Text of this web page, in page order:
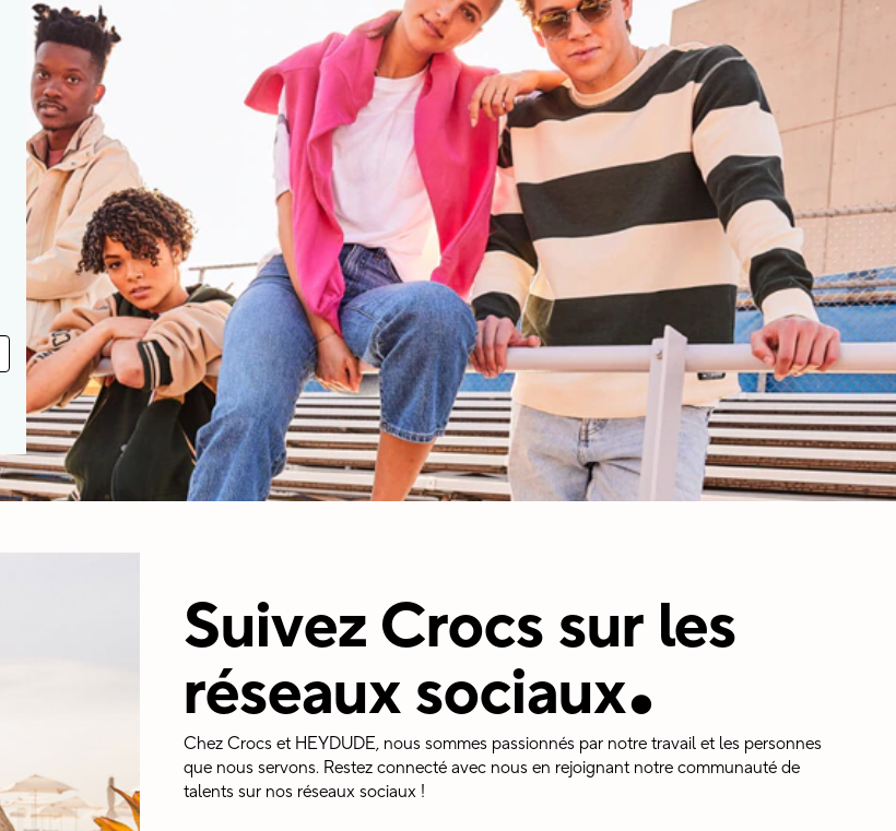
Suivez Crocs sur les
réseaux sociaux.
Chez Crocs et HEYDUDE, nous sommes passionnés par notre travail et les personnes
que nous servons. Restez connecté avec nous en rejoignant notre communauté de
talents sur nos réseaux sociaux !